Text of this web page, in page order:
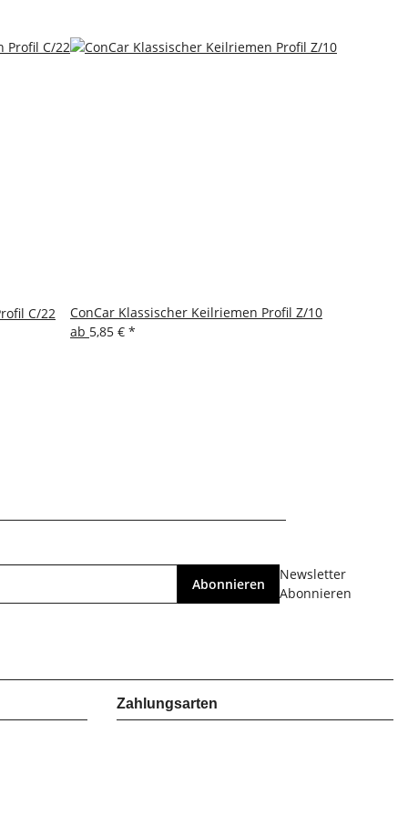
C/22
ConCar Klassischer Keilriemen Profil Z/10
ab 5,85 € *
Abonnieren
Newsletter
Abonnieren
Zahlungsarten